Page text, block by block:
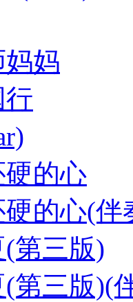
妈
硬的心
硬的心(伴
第三版)
第三版)(